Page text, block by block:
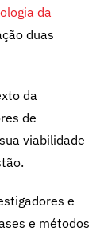
da
duas
da
de
viabilidade
e
e métodos